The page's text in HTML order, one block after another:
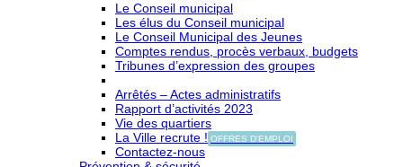
Le Conseil municipal
Les élus du Conseil municipal
Le Conseil Municipal des Jeunes
Comptes rendus, procès verbaux, budgets
Tribunes d’expression des groupes
Arrêtés – Actes administratifs
Rapport d’activités 2023
Vie des quartiers
La Ville recrute ! OFFRES D'EMPLOI
Contactez-nous